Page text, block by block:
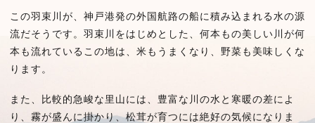
この羽束川が、神戸港発の外国航路の船に積み込まれる水の源
流だそうです。羽束川をはじめとした、何本もの美しい川が何
本も流れているこの地は、米もうまくなり、野菜も美味しくな
ります。
また、比較的急峻な里山には、豊富な川の水と寒暖の差によ
り、霧が盛んに掛かり、松茸が育つには絶好の気候になりま